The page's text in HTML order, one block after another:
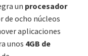
un procesador
de ocho núcleos
aplicaciones
unos 4GB de